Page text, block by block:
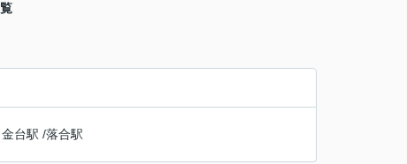
台駅 /落合駅